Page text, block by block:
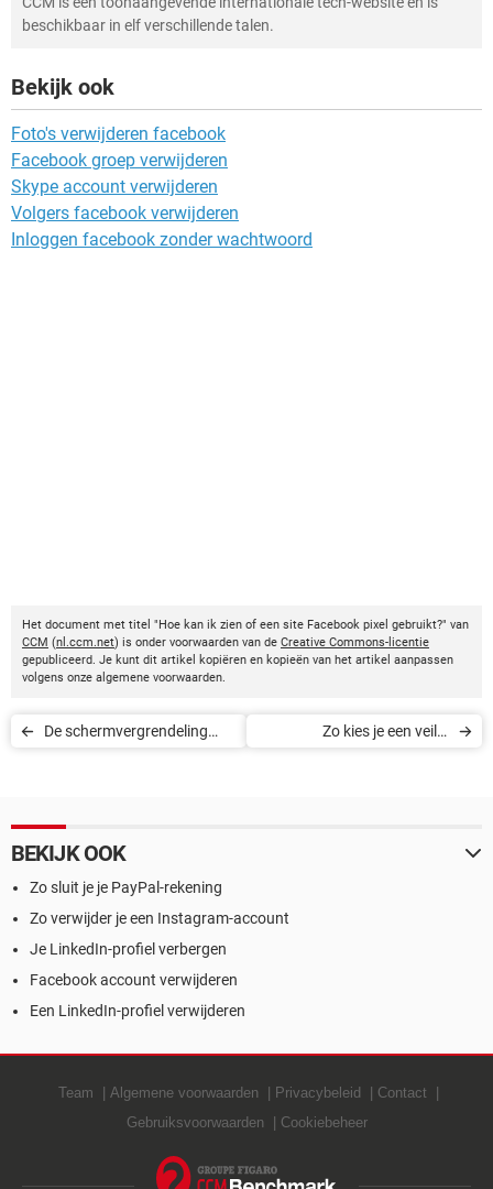
beschikbaar in elf verschillende talen.
Bekijk ook
Foto's verwijderen facebook
Facebook groep verwijderen
Skype account verwijderen
Volgers facebook verwijderen
Inloggen facebook zonder wachtwoord
Het document met titel "Hoe kan ik zien of een site Facebook pixel gebruikt?" van
CCM (nl.ccm.net) is onder voorwaarden van de Creative Commons-licentie
gepubliceerd. Je kunt dit artikel kopiëren en kopieën van het artikel aanpassen
volgens onze algemene voorwaarden.
De schermvergrendeling
Zo kies je een veilig
BEKIJK OOK
Zo sluit je je PayPal-rekening
Zo verwijder je een Instagram-account
Je LinkedIn-profiel verbergen
Facebook account verwijderen
Een LinkedIn-profiel verwijderen
Team Algemene voorwaarden Privacybeleid
Contact
Gebruiksvoorwaarden
Cookiebeheer